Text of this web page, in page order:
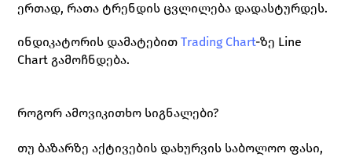
ერთად, რათა ტრენდის ცვლილება დადასტურდეს.
ინდიკატორის დამატებით Trading Chart-ზე Line
Chart გამოჩნდება.
როგორ ამოვიკითხო სიგნალები?
თუ ბაზარზე აქტივების დახურვის საბოლოო ფასი,